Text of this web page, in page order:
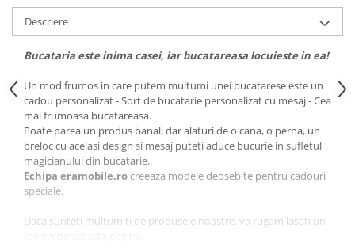
Descriere
Bucataria este inima casei, iar bucatareasa locuieste in ea!
Un mod frumos in care putem multumi unei bucatarese este un
cadou personalizat - Sort de bucatarie personalizat cu mesaj - Cea
mai frumoasa bucatareasa.
Poate parea un produs banal, dar alaturi de o cana, o perna, un
breloc cu acelasi design si mesaj puteti aduce bucurie in sufletul
magicianului din bucatarie..
Echipa eramobile.rocreeaza modele deosebite pentru cadouri
speciale.
Daca sunteti multumiti de produsele noastre, va rugam lasati un